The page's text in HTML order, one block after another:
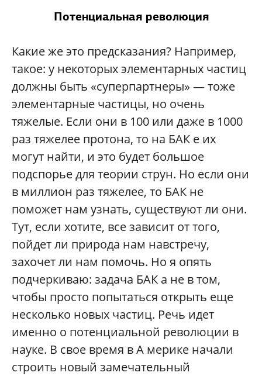
Потенциальная революция
Какие же это предсказания? Например,
такое: у некоторых элементарных частиц
должны быть «суперпартнеры» — тоже
элементарные частицы, но очень
тяжелые. Если они в 100 или даже в 1000
раз тяжелее протона, то на БАК е их
могут найти, и это будет большое
подспорье для теории струн. Но если они
в миллион раз тяжелее, то БАК не
поможет нам узнать, существуют ли они.
Тут, если хотите, все зависит от того,
пойдет ли природа нам навстречу,
захочет ли нам помочь. Но я опять
подчеркиваю: задача БАК а не в том,
чтобы просто попытаться открыть еще
несколько новых частиц. Речь идет
именно о потенциальной революции в
науке. В свое время в А мерике начали
строить новый замечательный